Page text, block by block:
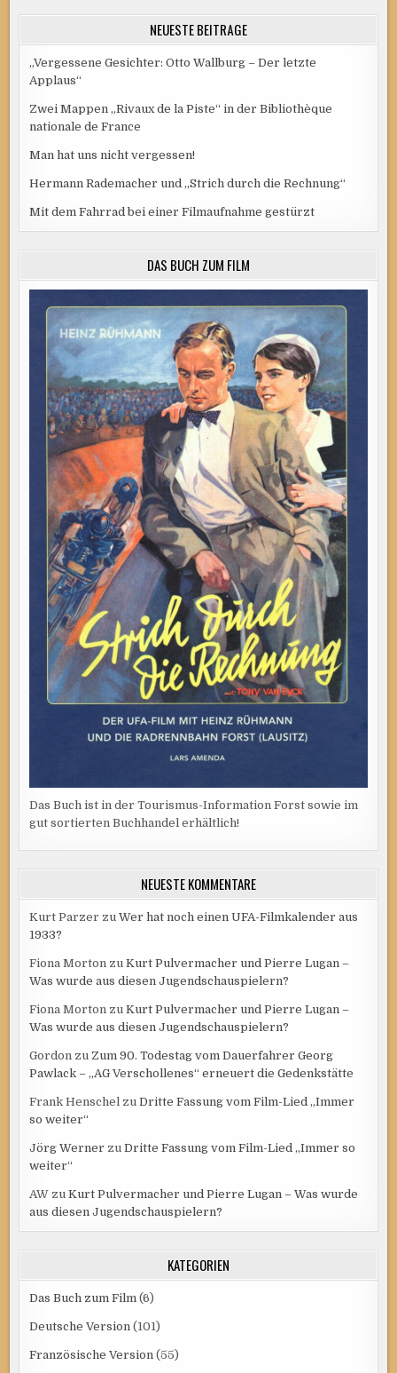
NEUESTE BEITRÄGE
„Vergessene Gesichter: Otto Wallburg – Der letzte
Applaus“
Zwei Mappen „Rivaux de la Piste“ in der Bibliothèque
nationale de France
Man hat uns nicht vergessen!
Hermann Rademacher und „Strich durch die Rechnung“
Mit dem Fahrrad bei einer Filmaufnahme gestürzt
DAS BUCH ZUM FILM
Das Buch ist in der Tourismus-Information Forst sowie im
gut sortierten Buchhandel erhältlich!
NEUESTE KOMMENTARE
Kurt Parzer zuWer hat noch einen UFA-Filmkalender aus
1933?
Fiona Morton zuKurt Pulvermacher und Pierre Lugan –
Was wurde aus diesen Jugendschauspielern?
Fiona Morton zuKurt Pulvermacher und Pierre Lugan –
Was wurde aus diesen Jugendschauspielern?
Gordon zu Zum 90. Todestag vom Dauerfahrer Georg
Pawlack – „AG Verschollenes“ erneuert die Gedenkstätte
Frank Henschel zuDritte Fassung vom Film-Lied „Immer
so weiter“
Jörg Werner zuDritte Fassung vom Film-Lied „Immer so
weiter“
AW zuKurt Pulvermacher und Pierre Lugan – Was wurde
aus diesen Jugendschauspielern?
KATEGORIEN
Das Buch zum Film (6)
Deutsche Version (101)
Französische Version (55)